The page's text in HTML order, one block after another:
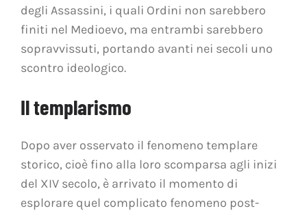
degli Assassini, i quali Ordini non sarebbero
finiti nel Medioevo, ma entrambi sarebbero
sopravvissuti, portando avanti nei secoli uno
scontro ideologico.
Il templarismo
Dopo aver osservato il fenomeno templare
storico, cioè fino alla loro scomparsa agli inizi
del XIV secolo, è arrivato il momento di
esplorare quel complicato fenomeno post-